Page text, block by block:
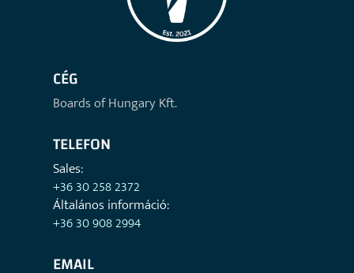
CÉG
Boards of Hungary Kft.
TELEFON
Sales:
+36 30 258 2372
Általános információ:
+36 30 908 2994
EMAIL